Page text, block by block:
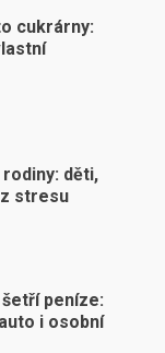
cukrárny:
rodiny: děti,
stresu
peníze:
i osobní